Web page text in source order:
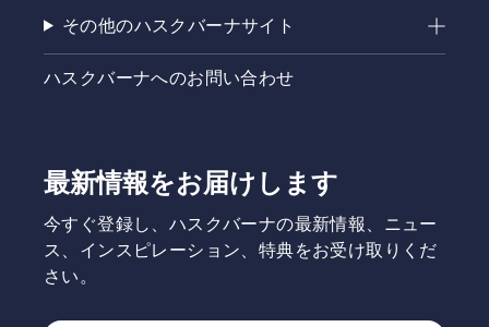
その他のハスクバーナサイト
ハスクバーナへのお問い合わせ
最新情報をお届けします
今すぐ登録し、ハスクバーナの最新情報、ニュー
ス、インスピレーション、特典をお受け取りくだ
さい。